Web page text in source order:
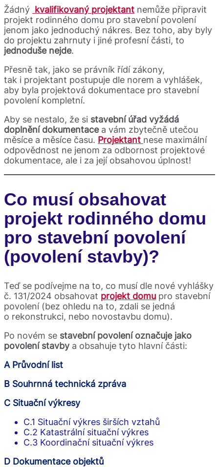
Žádný kvalifikovaný projektant nemůže připravit
projekt rodinného domu pro stavební povolení
jenom jako jednoduchý nákres. Bez toho, aby byly
do projektu zahrnuty i jiné profesní části, to
jednoduše nejde.
Přesně tak, jako se právník řídí zákony,
tak i projektant postupuje dle norem a vyhlášek,
aby byla projektová dokumentace pro stavební
povolení kompletní.
Aby se nestalo, že si stavební úřad vyžádá
doplnění dokumentacea vám zbytečně utečou
měsíce a měsíce času. Projektant nese maximální
odpovědnost ne jenom za odbornost projektové
dokumentace, ale i za její obsahovou úplnost!
Co musí obsahovat
projekt rodinného domu
pro stavební povolení
(povolení stavby)?
Teď se podívejme na to, co musí dle nové vyhlášky
č. 131/2024 obsahovat projekt domu pro stavební
povolení (bez ohledu na to, zdali se jedná
o rekonstrukci, nebo novostavbu domu).
Po novém se stavební povolení označuje jako
povolení stavby a obsahuje tyto hlavní části:
A Průvodní list
B Souhrnná technická zpráva
C Situační výkresy
C.1 Situační výkres širších vztahů
C.2 Katastrální situační výkres
C.3 Koordinační situační výkres
D Dokumentace objektů